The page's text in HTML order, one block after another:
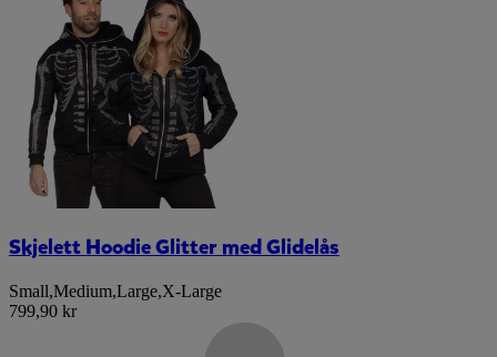
Skjelett Hoodie Glitter med Glidelås
Small,Medium,Large,X-Large
799,90 kr